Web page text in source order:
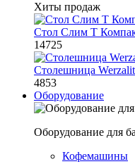
Хиты продаж
Стол Слим Т
14725
Столешница
4853
Оборудование
Оборудование для
Кофемашины